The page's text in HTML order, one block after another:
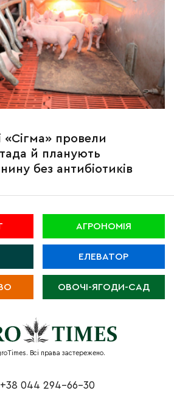
«Сігма» провели
й планують
без антибіотиків
АГРОНОМІЯ
ЕЛЕВАТОР
ОВОЧІ-ЯГОДИ-САД
Всі права застережено.
+38 044 294-66-30